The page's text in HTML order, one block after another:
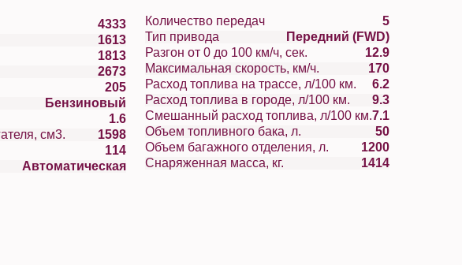
4333
1613
1813
2673
205
Бензиновый
1.6
Рабочий объем двигателя, см3.
1598
114
Автоматическая
Количество передач
5
Тип привода
Передний (FWD)
Разгон от 0 до 100 км/ч, сек.
12.9
Максимальная скорость, км/ч.
170
Расход топлива на трассе, л/100 км.
6.2
Расход топлива в городе, л/100 км.
9.3
Смешанный расход топлива, л/100 км.7.1
Объем топливного бака, л.
50
Объем багажного отделения, л.
1200
Снаряженная масса, кг.
1414